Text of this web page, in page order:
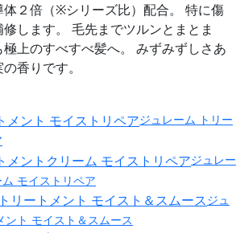
２倍（※シリーズ比）配合。 特に傷
します。 毛先までツルンとまとま
上のすべすべ髪へ。 みずみずしさあ
香りです。
ジュレーム トリー
ジュレー
モイストリペア
ジュ
ント モイスト＆スムース